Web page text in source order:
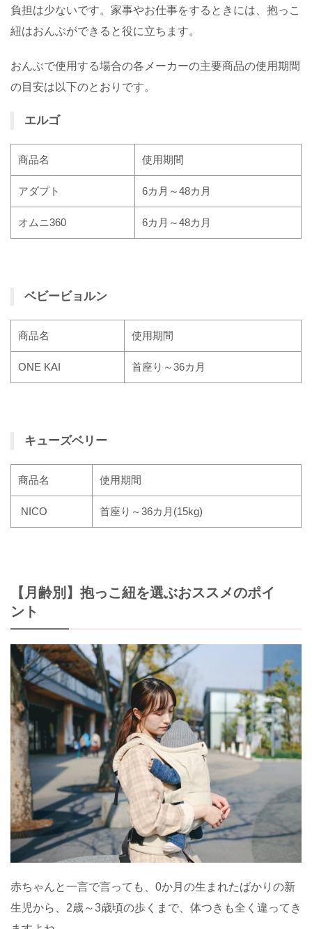
負担は少ないです。家事やお仕事をするときには、抱っこ
紐はおんぶができると役に立ちます。
おんぶで使用する場合の各メーカーの主要商品の使用期間
の目安は以下のとおりです。
エルゴ
商品名 使用期間
アダプト 6カ月～48カ月
オムニ360 6カ月～48カ月
ベビービョルン
商品名 使用期間
ONE KAI 首座り～36カ月
キューズベリー
商品名 使用期間
NICO 首座り～36カ月(15kg)
【月齢別】抱っこ紐を選ぶおススメのポイ
ント
赤ちゃんと一言で言っても、0か月の生まれたばかりの新
生児から、2歳～3歳頃の歩くまで、体つきも全く違ってき